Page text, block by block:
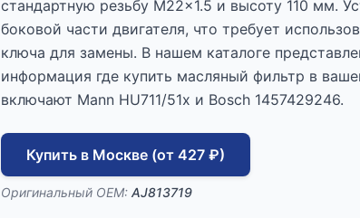
стандартную резьбу M22x1.5 и высоту 110 мм.
боковой части двигателя, что требует
ключа для замены. В нашем каталоге
информация где купить масляный фильтр в
включают Mann HU711/51x и Bosch 1457429246.
Купить в Москве (от 427 ₽)
Оригинальный OEM: AJ813719